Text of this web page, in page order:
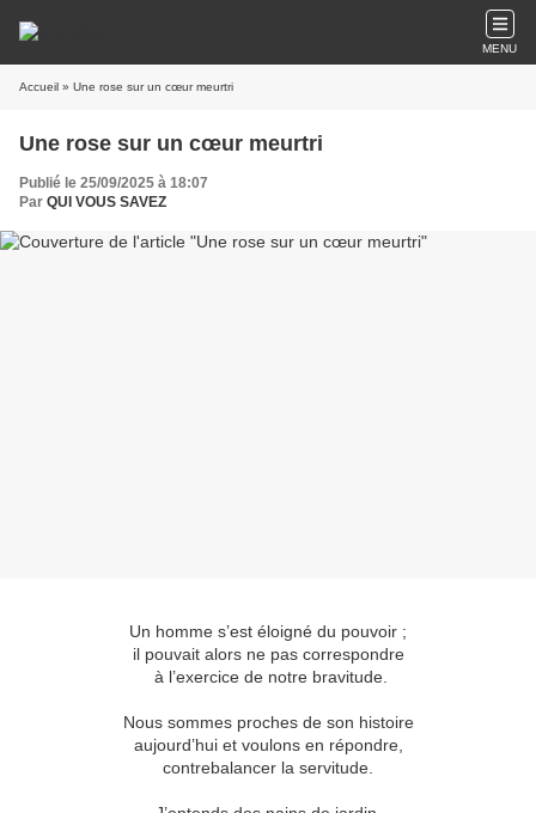
MENU
Accueil » Une rose sur un cœur meurtri
Une rose sur un cœur meurtri
Publié le 25/09/2025 à 18:07
Par QUI VOUS SAVEZ
Un homme s’est éloigné du pouvoir ;
il pouvait alors ne pas correspondre
à l’exercice de notre bravitude.
Nous sommes proches de son histoire
aujourd’hui et voulons en répondre,
contrebalancer la servitude.